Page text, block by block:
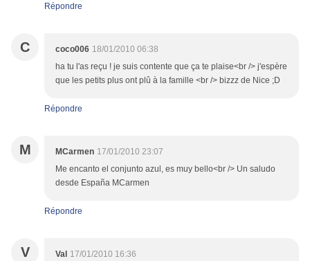
Répondre
C coco006 18/01/2010 06:38
ha tu l'as reçu ! je suis contente que ça te plaise<br /> j'espère
que les petits plus ont plû à la famille <br /> bizzz de Nice ;D
Répondre
M MCarmen 17/01/2010 23:07
Me encanto el conjunto azul, es muy bello<br /> Un saludo
desde España MCarmen
Répondre
V Val 17/01/2010 16:36